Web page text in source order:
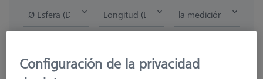
Ø Esfera (DK) Longitud (L) la medición de la
Configuración de la privacidad